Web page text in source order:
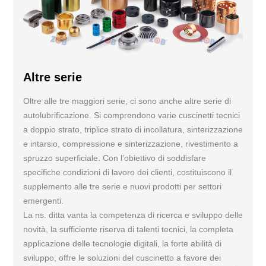
Altre serie
Oltre alle tre maggiori serie, ci sono anche altre serie di
autolubrificazione. Si comprendono varie cuscinetti tecnici
a doppio strato, triplice strato di incollatura, sinterizzazione
e intarsio, compressione e sinterizzazione, rivestimento a
spruzzo superficiale. Con l’obiettivo di soddisfare
specifiche condizioni di lavoro dei clienti, costituiscono il
supplemento alle tre serie e nuovi prodotti per settori
emergenti.
La ns. ditta vanta la competenza di ricerca e sviluppo delle
novità, la sufficiente riserva di talenti tecnici, la completa
applicazione delle tecnologie digitali, la forte abilità di
sviluppo, offre le soluzioni del cuscinetto a favore dei